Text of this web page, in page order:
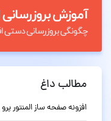
مطالب داغ
افزونه صفحه ساز المنتور پرو Elementor Pro وردپرس نسخه 4.2.1